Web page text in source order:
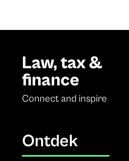
Law, tax &
finance
Connect and inspire
Ontdek